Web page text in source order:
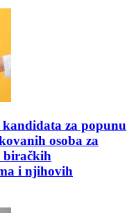
za popunu
osoba za
biračkih
i njihovih